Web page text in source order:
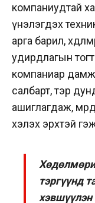
компаниудтай
үнэлэгдэх
арга барил,
удирдлагын
компаниар
салбарт, тэр
ашиглагдаж,
хэлэх эрхтэй
тэргүүнд